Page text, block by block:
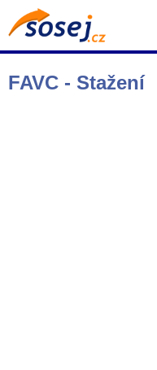
FAVC - Stažení